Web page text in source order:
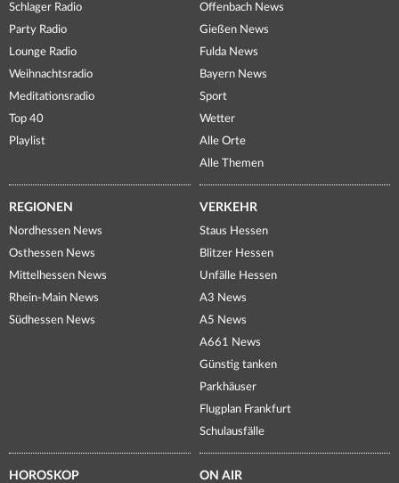
Schlager Radio
Party Radio
Lounge Radio
Weihnachtsradio
Meditationsradio
Top 40
Playlist
Offenbach News
Gießen News
Fulda News
Bayern News
Sport
Wetter
Alle Orte
Alle Themen
REGIONEN
Nordhessen News
Osthessen News
Mittelhessen News
Rhein-Main News
Südhessen News
VERKEHR
Staus Hessen
Blitzer Hessen
Unfälle Hessen
A3 News
A5 News
A661 News
Günstig tanken
Parkhäuser
Flugplan Frankfurt
Schulausfälle
HOROSKOP ON AIR